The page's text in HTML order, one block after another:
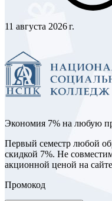
11 августа 2026 г.
Экономия 7% на любую
Первый семестр любой
скидкой 7%. Не
акционной ценой на
Промокод